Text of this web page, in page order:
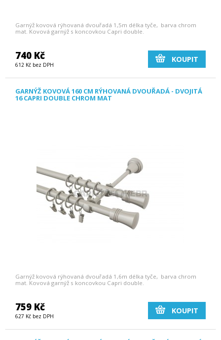
Garnýž kovová rýhovaná dvouřadá 1,5m délka tyče, barva chrom
mat. Kovová garnýž s koncovkou Capri double.
740 Kč
612 Kč bez DPH
KOUPIT
GARNÝŽ KOVOVÁ 160 CM RÝHOVANÁ DVOUŘADÁ - DVOJITÁ
16 CAPRI DOUBLE CHROM MAT
Garnýž kovová rýhovaná dvouřadá 1,6m délka tyče, barva chrom
mat. Kovová garnýž s koncovkou Capri double.
759 Kč
627 Kč bez DPH
KOUPIT